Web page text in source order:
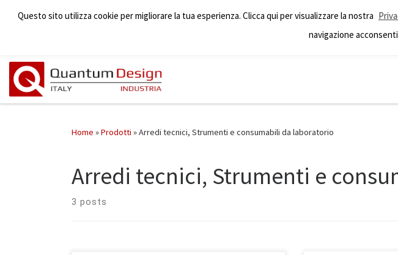
Home »Prodotti »Arredi tecnici, Strumenti e consumabili da laboratorio
Arredi tecnici, Strumenti e
3 posts
Questo sito utilizza cookie per migliorare la tua esperienza. Clicca qui per visualizzare la nostra
navigazione